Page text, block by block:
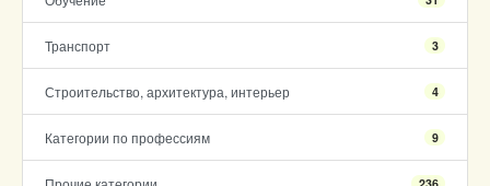
Транспорт 3
Строительство, архитектура, интерьер 4
Категории по профессиям 9
236